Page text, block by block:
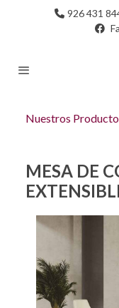
926 431
Nuestros
MESA DE